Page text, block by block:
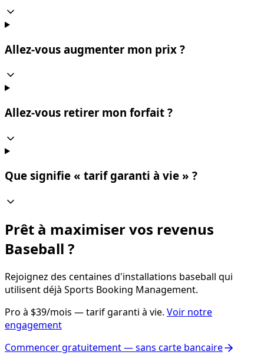
Allez-vous augmenter mon prix ?
Allez-vous retirer mon forfait ?
Que signifie « tarif garanti à vie » ?
Prêt à maximiser vos revenus
Baseball ?
Rejoignez des centaines d'installations baseball qui
utilisent déjà Sports Booking Management.
Pro à $39/mois — tarif garanti à vie. Voir notre
engagement
Commencer gratuitement — sans carte bancaire